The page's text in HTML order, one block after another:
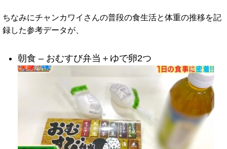
ちなみにチャンカワイさんの普段の食生活と体重の推移を記
録した参考データが、
朝食 – おむすび弁当＋ゆで卵2つ